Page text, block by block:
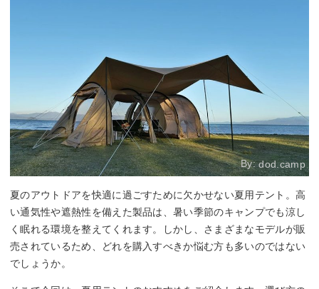
By:dod.camp
夏のアウトドアを快適に過ごすために欠かせない夏用テント。高
い通気性や遮熱性を備えた製品は、暑い季節のキャンプでも涼し
く眠れる環境を整えてくれます。しかし、さまざまなモデルが販
売されているため、どれを購入すべきか悩む方も多いのではない
でしょうか。